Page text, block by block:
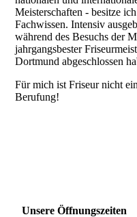
Meisterschaften - besitze
Fachwissen. Intensiv
während des Besuchs der
jahrgangsbester
Dortmund abgeschlossen
Für mich ist Friseur nicht
Berufung!
Unsere Öffnungszeiten